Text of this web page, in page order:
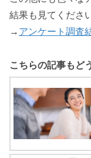
結果も見てくださ
→ アンケート調査
こちらの記事もど